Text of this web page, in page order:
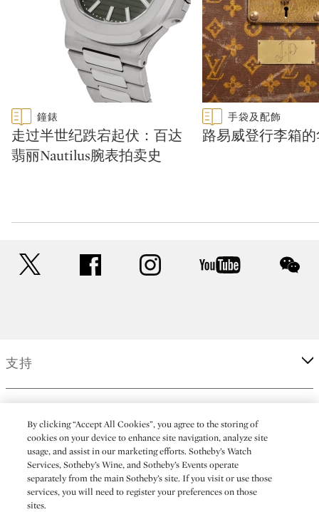
Type: featured
CATEGORY:
鐘錶
走过半世纪跌宕起伏：百达
翡丽Nautilus腕表拍卖史
Type: featured
CATEGORY:手袋及配飾
路易威登行李箱
facebook instagram youtube
支持
更多
By clicking “Accept All Cookies”, you agree to the storing of
cookies on your device to enhance site navigation, analyze site
usage, and assist in our marketing efforts. Sotheby’s Watch
Services, Sotheby’s Wine, and Sotheby’s Events operate
separately from the main Sotheby’s site. If you visit or use those
services, you will need to register your preferences on those
sites.